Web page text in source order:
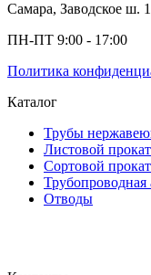
Самара, Заводское ш.
ПН-ПТ 9:00 - 17:00
Политика
Каталог
Трубы
Листовой прокат
Сортовой прокат
Трубопроводная
Отводы